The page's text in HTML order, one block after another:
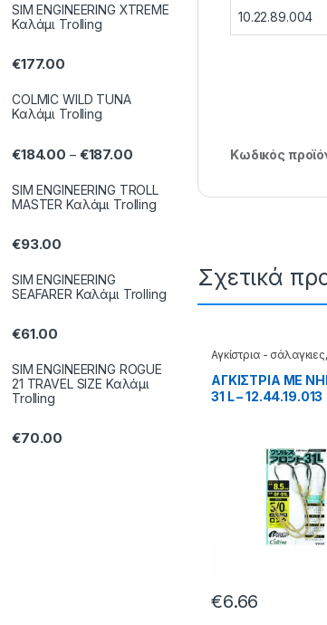
10.22.89.004
Κωδικός
Σχετικά
Αγκίστρια - σάλαγκιες,
Jigging
ΑΓΚΙΣΤΡΙΑ ΜΕ
31 L – 12.44.19.013
€6.66
SIM ENGINEERING XTREME
Καλάμι Trolling
€177.00
COLMIC WILD TUNA
Καλάμι Trolling
€184.00 – €187.00
SIM ENGINEERING TROLL
MASTER Καλάμι Trolling
€93.00
SIM ENGINEERING
SEAFARER Καλάμι Trolling
€61.00
SIM ENGINEERING ROGUE
21 TRAVEL SIZE Καλάμι
Trolling
€70.00